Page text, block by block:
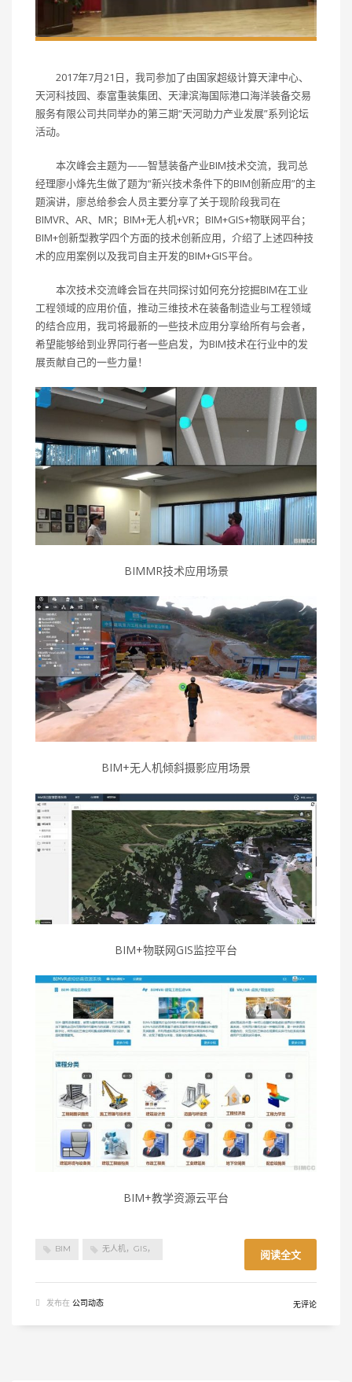
2017年7月21日，我司参加了由国家超级计算天津中心、
天河科技园、泰富重装集团、天津滨海国际港口海洋装备交易
服务有限公司共同举办的第三期“天河助力产业发展”系列论坛
活动。
本次峰会主题为——智慧装备产业BIM技术交流，我司总
经理廖小烽先生做了题为“新兴技术条件下的BIM创新应用”的主
题演讲，廖总给参会人员主要分享了关于现阶段我司在
BIMVR、AR、MR；BIM+无人机+VR；BIM+GIS+物联网平台；
BIM+创新型教学四个方面的技术创新应用，介绍了上述四种技
术的应用案例以及我司自主开发的BIM+GIS平台。
本次技术交流峰会旨在共同探讨如何充分挖掘BIM在工业
工程领域的应用价值，推动三维技术在装备制造业与工程领域
的结合应用，我司将最新的一些技术应用分享给所有与会者，
希望能够给到业界同行者一些启发，为BIM技术在行业中的发
展贡献自己的一些力量！
BIMMR技术应用场景
BIM+无人机倾斜摄影应用场景
BIM+物联网GIS监控平台
BIM+教学资源云平台
BIM 无人机，GIS， 阅读全文
发布在 公司动态 无评论